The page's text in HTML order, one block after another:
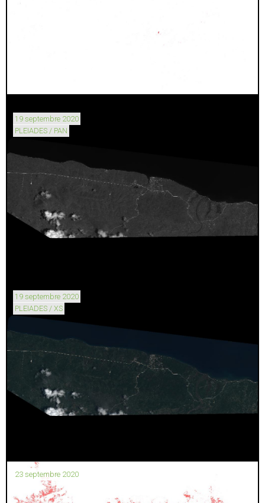
19 septembre 2020
PLEIADES / PAN
19 septembre 2020
PLEIADES / XS
23 septembre 2020